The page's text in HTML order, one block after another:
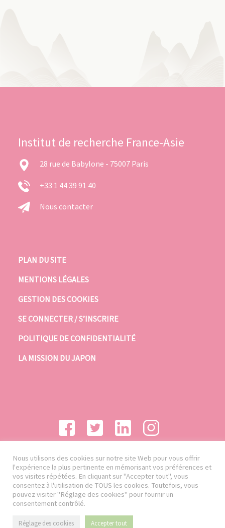
Institut de recherche France-Asie
28 rue de Babylone - 75007 Paris
+33 1 44 39 91 40
Nous contacter
PLAN DU SITE
MENTIONS LÉGALES
GESTION DES COOKIES
SE CONNECTER / S’INSCRIRE
POLITIQUE DE CONFIDENTIALITÉ
LA MISSION DU JAPON
Nous utilisons des cookies sur notre site Web pour vous offrir
l'expérience la plus pertinente en mémorisant vos préférences et
vos visites répétées. En cliquant sur "Accepter tout", vous
consentez à l'utilisation de TOUS les cookies. Toutefois, vous
pouvez visiter "Réglage des cookies" pour fournir un
consentement contrôlé.
Réglage des cookies Accepter tout